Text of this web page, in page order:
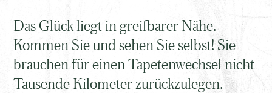
Unser
Ferienhaus
Am
Bach
Das Glück liegt in greifbarer Nähe.
Kommen Sie und sehen Sie selbst! Sie
brauchen für einen Tapetenwechsel nicht
Tausende Kilometer zurückzulegen.